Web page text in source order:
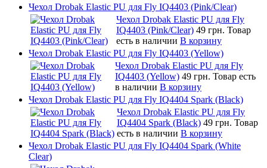
Чехол Drobak Elastic PU для Fly IQ4403 (Pink/Clear)
Чехол Drobak Elastic PU для Fly
IQ4403 (Pink/Clear) 49 грн. Товар
есть в наличии В корзину
Чехол Drobak Elastic PU для Fly IQ4403 (Yellow)
Чехол Drobak Elastic PU для Fly
IQ4403 (Yellow) 49 грн. Товар есть
в наличии В корзину
Чехол Drobak Elastic PU для Fly IQ4404 Spark (Black)
Чехол Drobak Elastic PU для Fly
IQ4404 Spark (Black) 49 грн. Товар
есть в наличии В корзину
Чехол Drobak Elastic PU для Fly IQ4404 Spark (White
Clear)